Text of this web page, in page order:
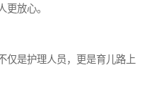
放心。
仅是护理人员，更是育儿路上